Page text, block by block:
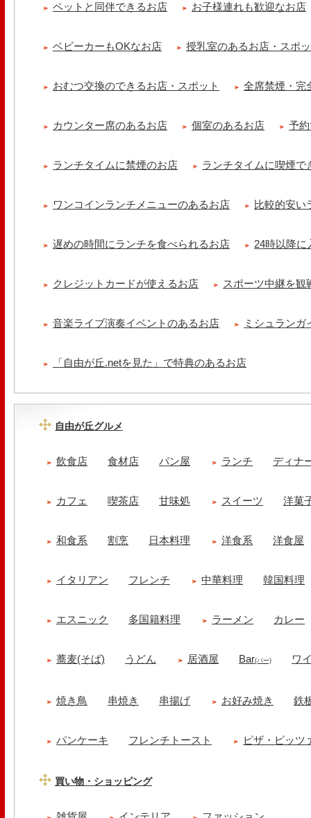
京都九条ねぎ焼き専門店 ねぎ家 -時代家 旬-
だれ。とろりとした温泉卵..
【 よもぎ蒸しやリラクゼーション専門の顧問契約 】 冷え性改善協会
クゼーション店を専..
ペットと同伴できるお店 お子様連れも歓迎なお店
ベビーカーもOKなお店 授乳室のあるお店・スポ
おむつ交換のできるお店・スポット 全席禁煙・完
カウンター席のあるお店 個室のあるお店 予
ランチタイムに禁煙のお店 ランチタイムに喫煙で
ワンコインランチメニューのあるお店 比較的安い
遅めの時間にランチを食べられるお店 24時以降に
クレジットカードが使えるお店 スポーツ中継を観
音楽ライブ演奏イベントのあるお店 ミシュランガ
「自由が丘.netを見た」で特典のあるお店
自由が丘グルメ
飲食店 食材店 パン屋 ランチ ディナ
カフェ 喫茶店 甘味処 スイーツ 洋菓
和食系 割烹 日本料理 洋食系 洋食屋
イタリアン フレンチ 中華料理 韓国料理
エスニック 多国籍料理 ラーメン カレー
蕎麦(そば) うどん 居酒屋 Bar(バー) ワ
焼き鳥 串焼き 串揚げ お好み焼き 鉄
パンケーキ フレンチトースト ピザ・ピッツ
買い物・ショッピング